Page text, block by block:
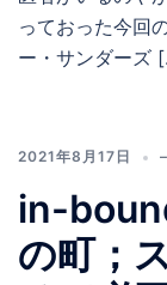
っておった今回
ー・サンダーズ
2021年8月17日
in-
の町；